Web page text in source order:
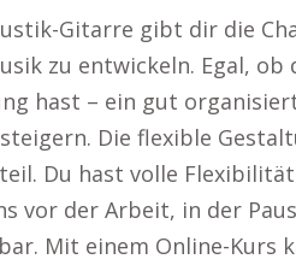
Gitarre gibt dir die
zu entwickeln. Egal,
hast – ein gut
Die flexible
Du hast volle
vor der Arbeit, in der
Mit einem Online-Kurs